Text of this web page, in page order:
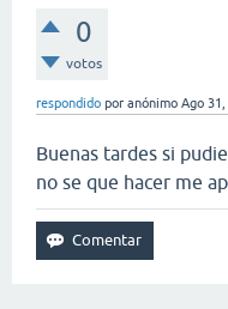
0
votos
respondido por anónimo Ago
Buenas tardes si
no se que hacer me